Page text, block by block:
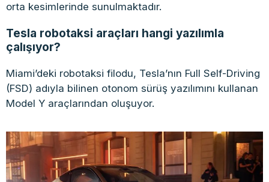
orta kesimlerinde sunulmaktadır.
Tesla robotaksi araçları hangi yazılımla
çalışıyor?
Miami’deki robotaksi filodu, Tesla’nın Full Self-Driving
(FSD) adıyla bilinen otonom sürüş yazılımını kullanan
Model Y araçlarından oluşuyor.